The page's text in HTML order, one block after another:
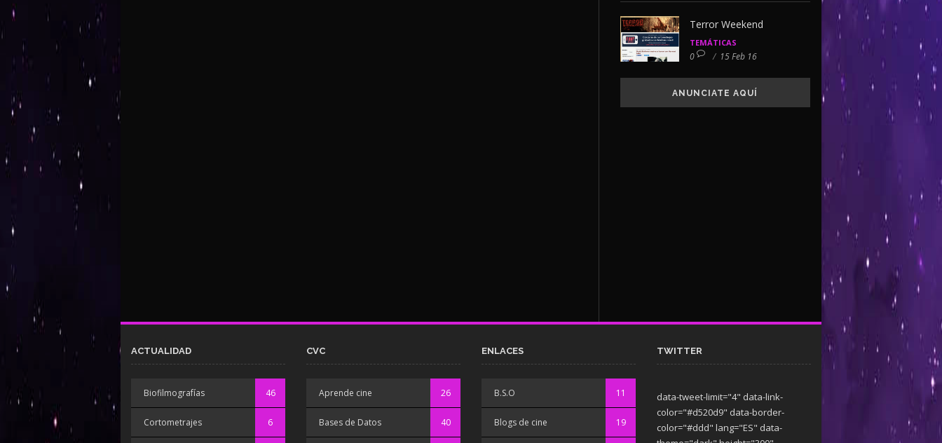
Terror Weekend
TEMÁTICAS
0 / 15 Feb 16
ANUNCIATE AQUÍ
ACTUALIDAD
Biofilmografías 46
Cortometrajes 6
CVC
Aprende cine 26
Bases de Datos 40
ENLACES
B.S.O 11
Blogs de cine 19
TWITTER
data-tweet-limit="4" data-link-
color="#d520d9" data-border-
color="#ddd" lang="ES" data-